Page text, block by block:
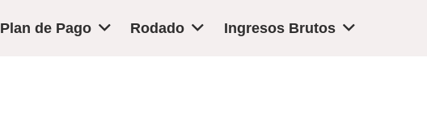
Plan de Pago Rodado Ingresos Brutos